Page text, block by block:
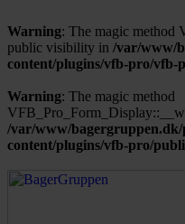
Warning: The magic method
public visibility in /var/www/
content/plugins/vfb-pro/vfb-
Warning: The magic method
/var/www/
content/plugins/vfb-pro/